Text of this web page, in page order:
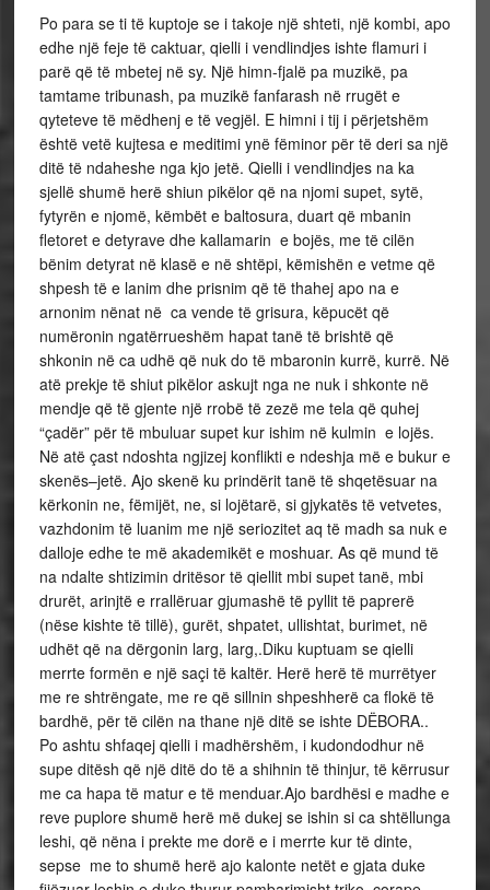
Po para se ti të kuptoje se i takoje një shteti, një kombi, apo
edhe një feje të caktuar, qielli i vendlindjes ishte flamuri i
parë që të mbetej në sy. Një himn-fjalë pa muzikë, pa
tamtame tribunash, pa muzikë fanfarash në rrugët e
qyteteve të mëdhenj e të vegjël. E himni i tij i përjetshëm
është vetë kujtesa e meditimi ynë fëminor për të deri sa një
ditë të ndaheshe nga kjo jetë. Qielli i vendlindjes na ka
sjellë shumë herë shiun pikëlor që na njomi supet, sytë,
fytyrën e njomë, këmbët e baltosura, duart që mbanin
fletoret e detyrave dhe kallamarin e bojës, me të cilën
bënim detyrat në klasë e në shtëpi, këmishën e vetme që
shpesh të e lanim dhe prisnim që të thahej apo na e
arnonim nënat në ca vende të grisura, këpucët që
numëronin ngatërrueshëm hapat tanë të brishtë që
shkonin në ca udhë që nuk do të mbaronin kurrë, kurrë. Në
atë prekje të shiut pikëlor askujt nga ne nuk i shkonte në
mendje që të gjente një rrobë të zezë me tela që quhej
“çadër” për të mbuluar supet kur ishim në kulmin e lojës.
Në atë çast ndoshta ngjizej konflikti e ndeshja më e bukur e
skenës–jetë. Ajo skenë ku prindërit tanë të shqetësuar na
kërkonin ne, fëmijët, ne, si lojëtarë, si gjykatës të vetvetes,
vazhdonim të luanim me një seriozitet aq të madh sa nuk e
dalloje edhe te më akademikët e moshuar. As që mund të
na ndalte shtizimin dritësor të qiellit mbi supet tanë, mbi
drurët, arinjtë e rrallëruar gjumashë të pyllit të paprerë
(nëse kishte të tillë), gurët, shpatet, ullishtat, burimet, në
udhët që na dërgonin larg, larg,.Diku kuptuam se qielli
merrte formën e një saçi të kaltër. Herë herë të murrëtyer
me re shtrëngate, me re që sillnin shpeshherë ca flokë të
bardhë, për të cilën na thane një ditë se ishte DËBORA..
Po ashtu shfaqej qielli i madhërshëm, i kudondodhur në
supe ditësh që një ditë do të a shihnin të thinjur, të kërrusur
me ca hapa të matur e të menduar.Ajo bardhësi e madhe e
reve puplore shumë herë më dukej se ishin si ca shtëllunga
leshi, që nëna i prekte me dorë e i merrte kur të dinte,
sepse me to shumë herë ajo kalonte netët e gjata duke